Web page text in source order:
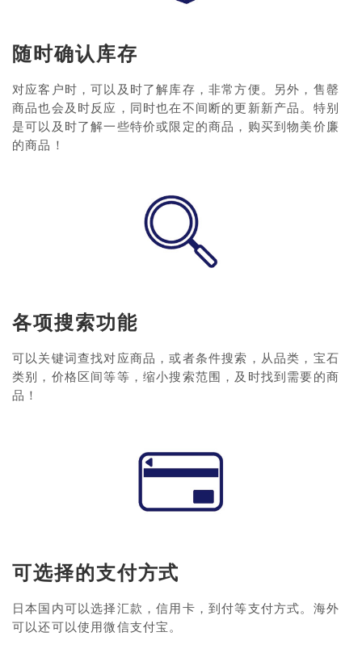
随时确认库存
对应客户时，可以及时了解库存，非常方便。另外，售罄
商品也会及时反应，同时也在不间断的更新新产品。特别
是可以及时了解一些特价或限定的商品，购买到物美价廉
的商品！
各项搜索功能
可以关键词查找对应商品，或者条件搜索，从品类，宝石
类别，价格区间等等，缩小搜索范围，及时找到需要的商
品！
可选择的支付方式
日本国内可以选择汇款，信用卡，到付等支付方式。海外
可以还可以使用微信支付宝。